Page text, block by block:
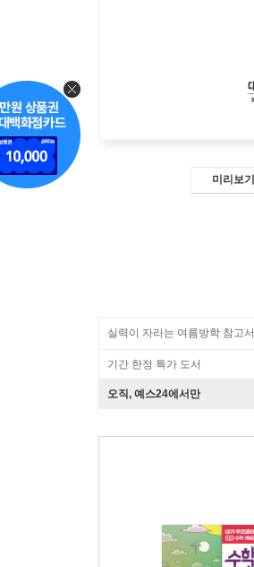
미리보기
실력이 자라는 여름방학 참고서
기간 한정 특가 도서
오직, 예스24에서만